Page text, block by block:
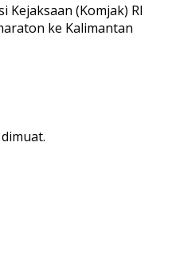
Kejaksaan (Komjak) RI
ke Kalimantan